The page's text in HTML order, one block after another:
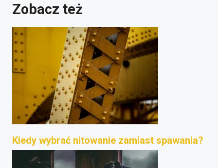
Zobacz też
Kiedy wybrać nitowanie zamiast spawania?